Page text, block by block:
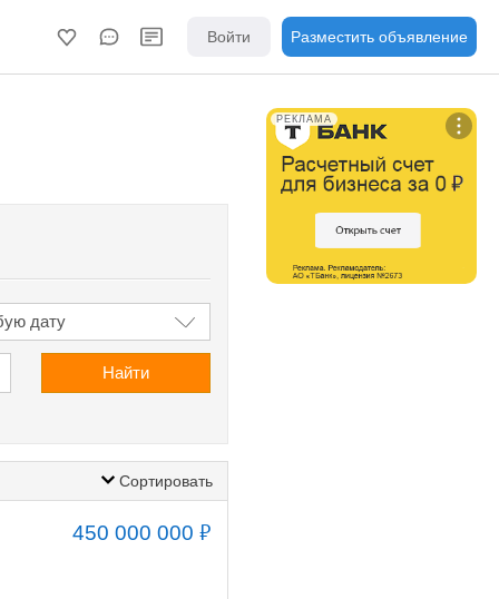
Войти Разместить объявление
Найти
Сортировать
450 000 000₽
РЕКЛАМА